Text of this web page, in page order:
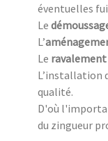
éventuelles
Le
L’
Le ravalement
L’installation
qualité.
D'où
du zingueur